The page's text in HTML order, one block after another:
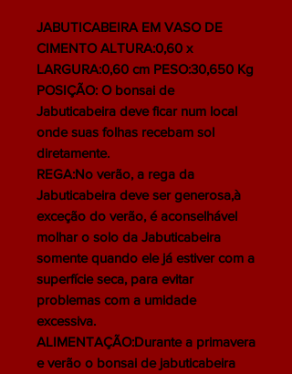
JABUTICABEIRA EM VASO DE
CIMENTO ALTURA:0,60 x
LARGURA:0,60 cm PESO:30,650 Kg
POSIÇÃO: O bonsai de
Jabuticabeira deve ficar num local
onde suas folhas recebam sol
diretamente.
REGA:No verão, a rega da
Jabuticabeira deve ser generosa,à
exceção do verão, é aconselhável
molhar o solo da Jabuticabeira
somente quando ele já estiver com a
superfície seca, para evitar
problemas com a umidade
excessiva.
ALIMENTAÇÃO:Durante a primavera
e verão o bonsai de jabuticabeira